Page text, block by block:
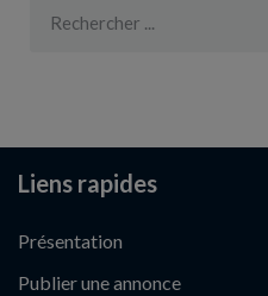
Liens rapides
Présentation
Publier une annonce